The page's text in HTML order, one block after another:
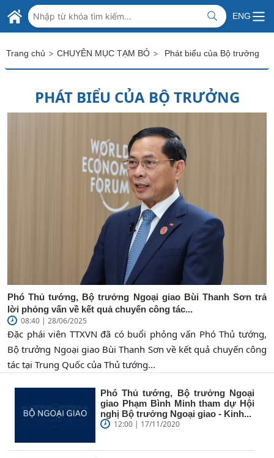
Skip to Main Content
BỘ NGOẠI GIAO VIỆT NAM
MINISTRY OF FOREIGN AFFAIRS
ENG
Trang chủ > CHUYÊN MỤC TẠM BỎ > Phát biểu của Bộ trưởng
PHÁT BIỂU CỦA BỘ TRƯỞNG
Phó Thủ tướng, Bộ trưởng Ngoại giao Bùi Thanh Sơn trả
lời phỏng vấn về kết quả chuyến công tác...
08:40 | 28/06/2025
Đặc phái viên TTXVN đã có buổi phỏng vấn Phó Thủ tướng,
Bộ trưởng Ngoại giao Bùi Thanh Sơn về kết quả chuyến công
tác tại Trung Quốc của Thủ tướng...
Phó Thủ tướng, Bộ trưởng Ngoại
giao Phạm Bình Minh tham dự Hội
nghị Bộ trưởng Ngoại giao - Kinh...
12:00 | 17/11/2020